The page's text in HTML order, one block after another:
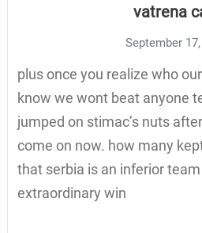
vatrena
September
plus once you realize who
know we wont beat anyone
jumped on stimac’s nuts
come on now. how many
that serbia is an inferior
extraordinary win